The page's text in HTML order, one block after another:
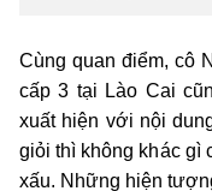
Cùng quan điểm, cô
cấp 3 tại Lào Cai
xuất hiện với nội
giỏi thì không khác gì
xấu. Những hiện